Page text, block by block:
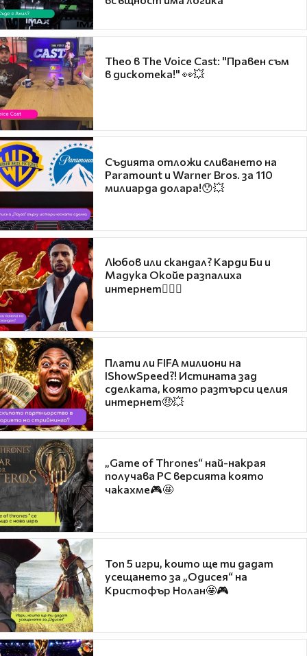
Theo в The Voice Cast: "Правен съм
в дискотека!" 👀💥
Съдията отложи сливането на
Paramount и Warner Bros. за 110
милиарда долара!😯💥
Любов или скандал? Карди Би и
Мадука Окойе разпалиха
интернет❤️‍🔥🔥
Плати ли FIFA милиони на
IShowSpeed?! Истината зад
сделката, която разтърси целия
интернет🤑💥
„Game of Thrones“ най-накрая
получава PC версията която
чакахме🎮🤩
Топ 5 игри, които ще ти дадат
усещането за „Одисея“ на
Кристофър Нолан🤩🎮